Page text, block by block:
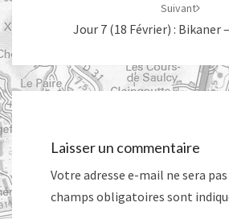
Suivant
Jour 7 (18 Février) : Bikaner
Laisser un commentaire
Votre adresse e-mail ne sera
champs obligatoires sont